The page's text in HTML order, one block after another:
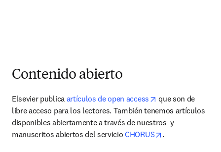
Contenido abierto
Elsevier publica artículos de open access opens in new tab/
que son de
libre acceso para los lectores. También tenemos artículos
disponibles abiertamente a través de nuestros  y
manuscritos abiertos del servicio CHORUS opens in new
.